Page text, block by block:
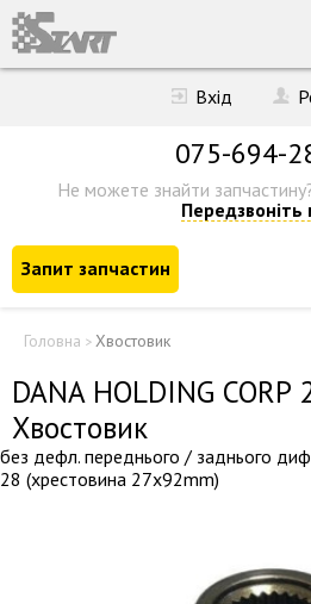
Вхід
075-694-
Не можете знайти
Передзвоніть
Запит запчастин
Головна > Хвостовик
DANA HOLDING
Хвостовик
без дефл. переднього / заднього
28 (хрестовина 27x92mm)